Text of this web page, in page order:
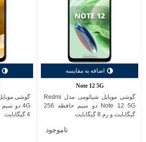
اضافه به مقایسه
Note 12 5G
گوشی موبایل شیائومی مدل Redmi
Note 12 5G دو سیم حافظه 256
گیگابایت و رم 8 گیگابایت
ناموجود
4 گیگابایت